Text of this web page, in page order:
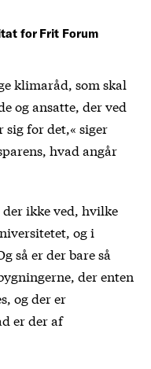
for Frit Forum
klimaråd, som skal
og ansatte, der ved
sig for det,« siger
hvad angår
ikke ved, hvilke
og i
så er der bare så
der enten
og der er
er der af